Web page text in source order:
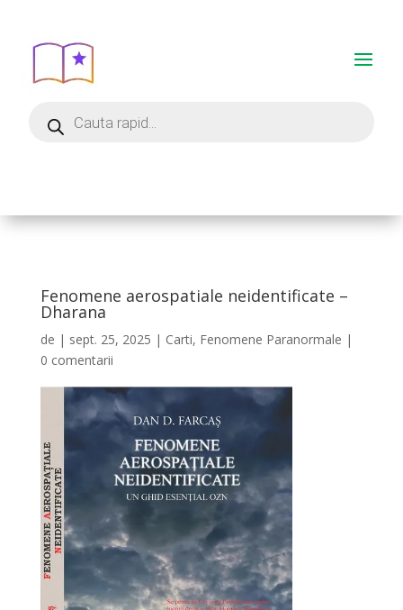
Fenomene aerospatiale neidentificate –
Dharana
de | sept. 25, 2025 | Carti, Fenomene Paranormale |
0 comentarii